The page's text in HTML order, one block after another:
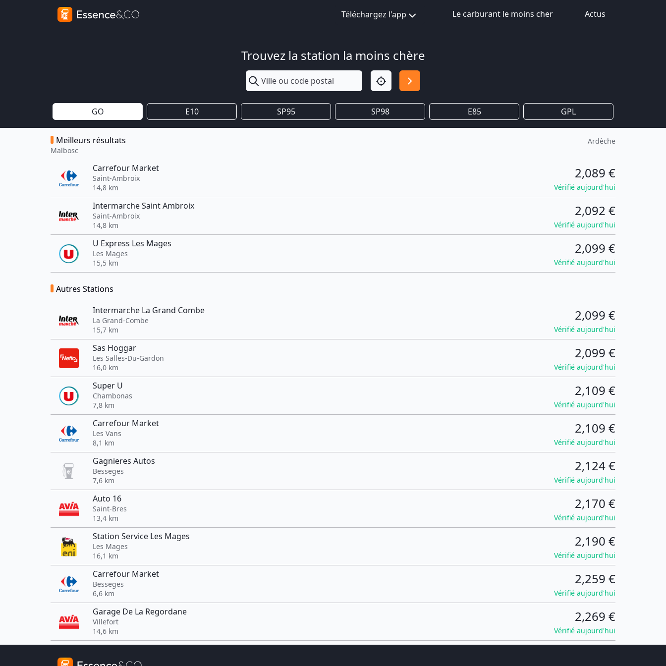
Téléchargez l'app Le carburant le moins cher Actus
Trouvez la station la moins chère
GO E10 SP95 SP98 E85 GPL
Meilleurs résultats
Malbosc
Ardèche
Carrefour Market
Saint-Ambroix
14,8 km
2,089 €
Vérifié aujourd'hui
Intermarche Saint Ambroix
Saint-Ambroix
14,8 km
2,092 €
Vérifié aujourd'hui
U Express Les Mages
Les Mages
15,5 km
2,099 €
Vérifié aujourd'hui
Autres Stations
Intermarche La Grand Combe
La Grand-Combe
15,7 km
2,099 €
Vérifié aujourd'hui
Sas Hoggar
Les Salles-Du-Gardon
16,0 km
2,099 €
Vérifié aujourd'hui
Super U
Chambonas
7,8 km
2,109 €
Vérifié aujourd'hui
Carrefour Market
Les Vans
8,1 km
2,109 €
Vérifié aujourd'hui
Gagnieres Autos
Besseges
7,6 km
2,124 €
Vérifié aujourd'hui
Auto 16
Saint-Bres
13,4 km
2,170 €
Vérifié aujourd'hui
Station Service Les Mages
Les Mages
16,1 km
2,190 €
Vérifié aujourd'hui
Carrefour Market
Besseges
6,6 km
2,259 €
Vérifié aujourd'hui
Garage De La Regordane
Villefort
14,6 km
2,269 €
Vérifié aujourd'hui